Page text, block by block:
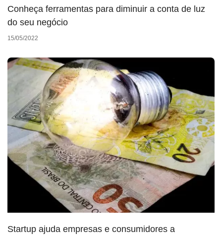
Conheça ferramentas para diminuir a conta de luz
do seu negócio
15/05/2022
Startup ajuda empresas e consumidores a